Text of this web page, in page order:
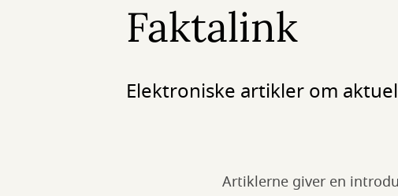
Faktalink
Elektroniske artikler om
Artiklerne giver en